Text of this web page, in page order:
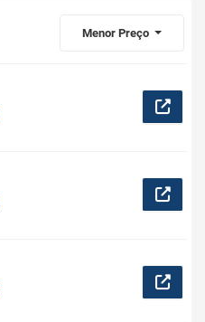
Menor Preço